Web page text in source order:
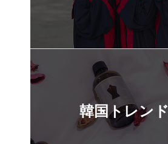
韓国トレンド